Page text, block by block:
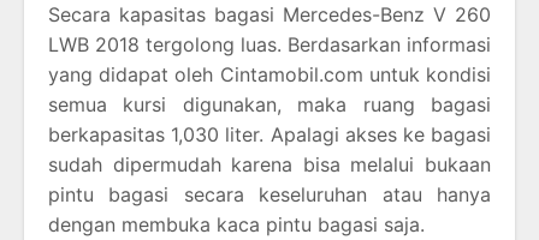
Secara kapasitas bagasi Mercedes-Benz V 260
LWB 2018 tergolong luas. Berdasarkan informasi
yang didapat oleh Cintamobil.com untuk kondisi
semua kursi digunakan, maka ruang bagasi
berkapasitas 1,030 liter. Apalagi akses ke bagasi
sudah dipermudah karena bisa melalui bukaan
pintu bagasi secara keseluruhan atau hanya
dengan membuka kaca pintu bagasi saja.